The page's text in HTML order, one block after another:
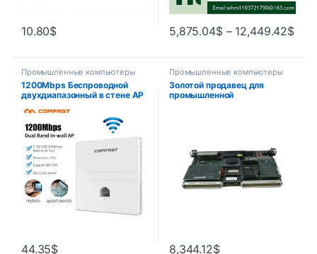
10.80$ 5,875.04$– 12,449.42$
Промышленные компьютеры
1200Mbps Беспроводной
двухдиапазонный в стене AP
Ethernet точка доступа 802,11
AC отель домой RJ45 Lan
маршрутизатор повторитель
44.35$
Промышленные компьютеры
Золотой продавец для
промышленной
8,344.12$